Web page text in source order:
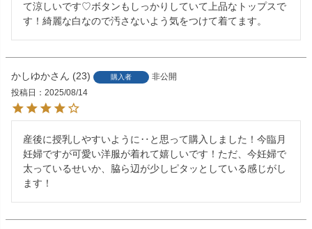
て涼しいです♡ボタンもしっかりしていて上品なトップスで
す！綺麗な白なので汚さないよう気をつけて着てます。
かしゆか 23 購入者
非公開
投稿日
2025/08/14
産後に授乳しやすいように‥と思って購入しました！今臨月
妊婦ですが可愛い洋服が着れて嬉しいです！ただ、今妊婦で
太っているせいか、脇ら辺が少しピタッとしている感じがし
ます！